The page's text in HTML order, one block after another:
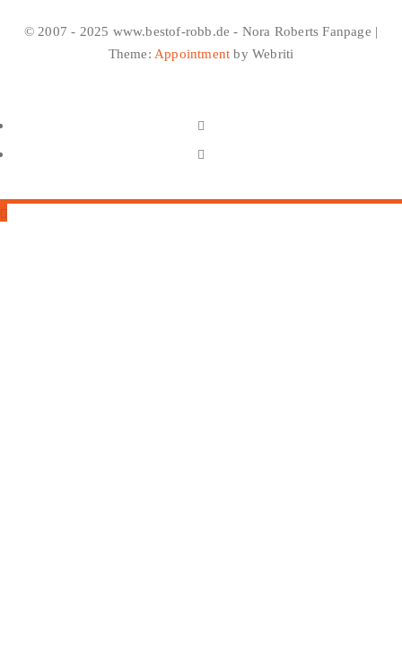
© 2007 - 2025 www.bestof-robb.de - Nora Roberts Fanpage |
Theme: Appointment by Webriti